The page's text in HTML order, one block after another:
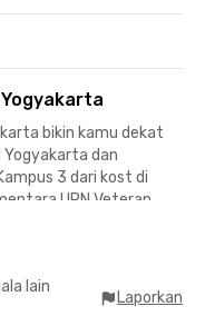
bikin kamu dekat
Yogyakarta dan
3 dari kost di
UPN Veteran
berkendara ke
Islam Indonesia.
Yogyakarta
sedang merantau di
lain
Laporkan